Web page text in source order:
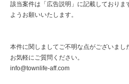
該当案件は「広告説明」に記載しており
ようお願いいたします。
本件に関しましてご不明な点がございまし
お気軽にご質問ください。
info@townlife-aff.com